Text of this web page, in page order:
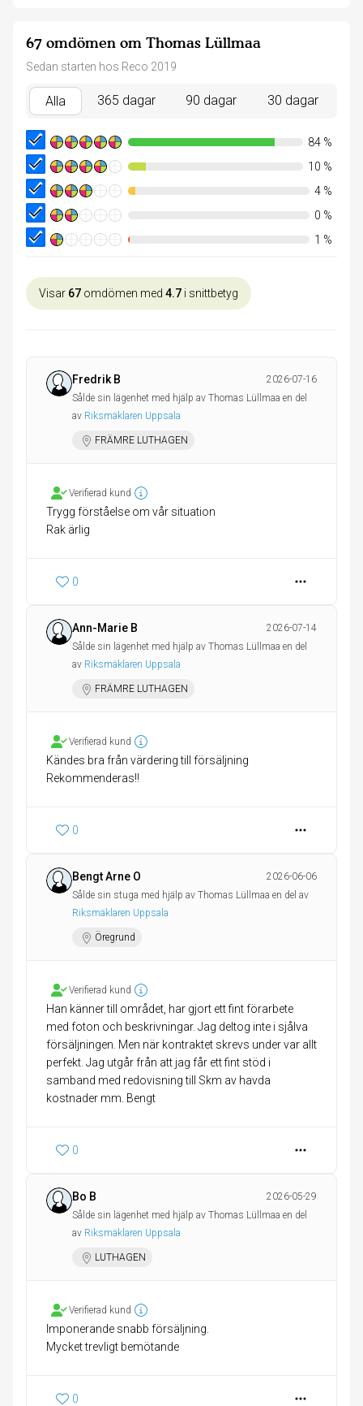
67 omdömen om Thomas Lüllmaa
Sedan starten hos Reco 2019
Alla 365 dagar 90 dagar 30 dagar
84%
10 %
4%
0 %
1 %
Visar 67 omdömen med 4.7 i snittbetyg
Fredrik B
2026-07-16
Sålde sin lägenhet med hjälp av Thomas Lüllmaa en del
av Riksmäklaren Uppsala
FRÄMRE LUTHAGEN
Verifierad kund
Trygg förståelse om vår situation
Rak ärlig
0
Ann-Marie B
2026-07-14
Sålde sin lägenhet med hjälp av Thomas Lüllmaa en del
av Riksmäklaren Uppsala
FRÄMRE LUTHAGEN
Verifierad kund
Kändes bra från värdering till försäljning
0
Bengt Arne O
2026-06-06
Sålde sin stuga med hjälp av Thomas Lüllmaa en del av
Riksmäklaren Uppsala
Öregrund
Verifierad kund
Han känner till området, har gjort ett fint förarbete
med foton och beskrivningar. Jag deltog inte i sjålva
försäljningen. Men när kontraktet skrevs under var allt
perfekt. Jag utgår från att jag får ett fint stöd i
samband med redovisning till Skm av havda
kostnader mm. Bengt
0
Bo B
2026-05-29
Sålde sin lägenhet med hjälp av Thomas Lüllmaa en del
av Riksmäklaren Uppsala
LUTHAGEN
Verifierad kund
Imponerande snabb försäljning.
Mycket trevligt bemötande
0